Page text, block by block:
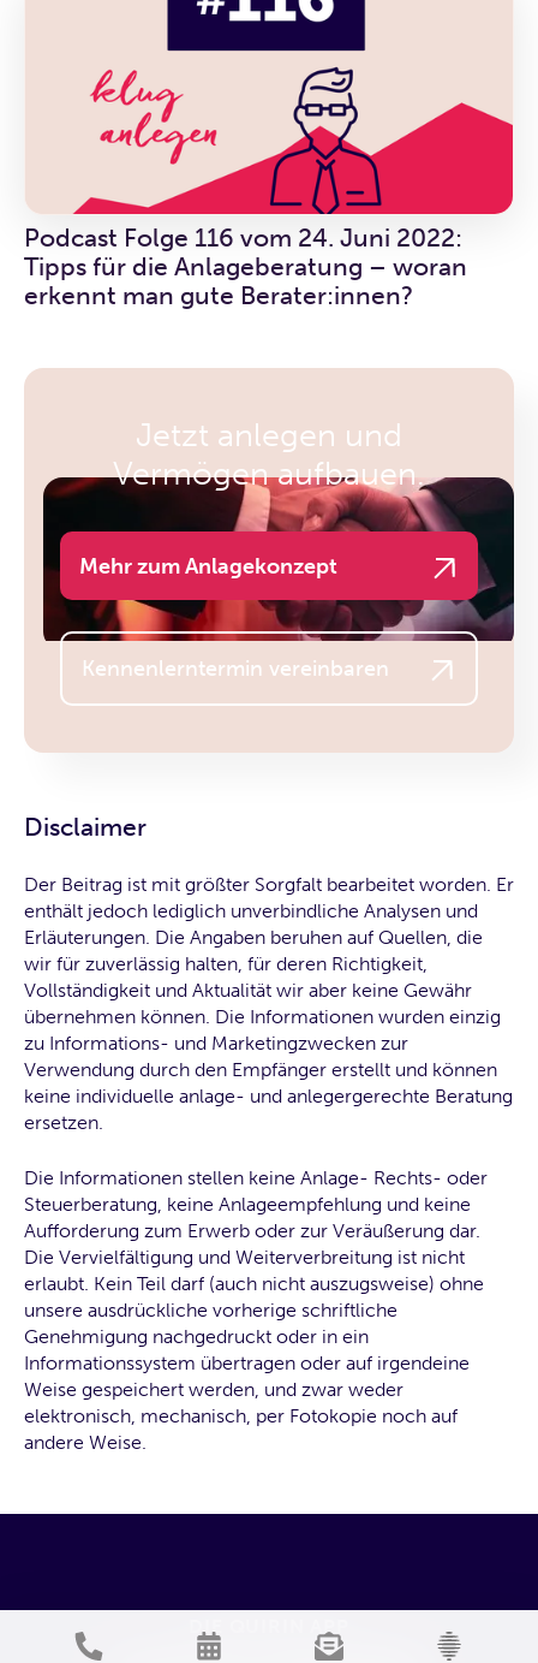
Podcast Folge 116 vom 24. Juni 2022:
Tipps für die Anlageberatung – woran
erkennt man gute Berater:innen?
Jetzt anlegen und
Vermögen aufbauen.
Mehr zum Anlagekonzept
Kennenlerntermin vereinbaren
Disclaimer
Der Beitrag ist mit größter Sorgfalt bearbeitet worden. Er
enthält jedoch lediglich unverbindliche Analysen und
Erläuterungen. Die Angaben beruhen auf Quellen, die
wir für zuverlässig halten, für deren Richtigkeit,
Vollständigkeit und Aktualität wir aber keine Gewähr
übernehmen können. Die Informationen wurden einzig
zu Informations- und Marketingzwecken zur
Verwendung durch den Empfänger erstellt und können
keine individuelle anlage- und anlegergerechte Beratung
ersetzen.
Die Informationen stellen keine Anlage- Rechts- oder
Steuerberatung, keine Anlageempfehlung und keine
Aufforderung zum Erwerb oder zur Veräußerung dar.
Die Vervielfältigung und Weiterverbreitung ist nicht
erlaubt. Kein Teil darf (auch nicht auszugsweise) ohne
unsere ausdrückliche vorherige schriftliche
Genehmigung nachgedruckt oder in ein
Informationssystem übertragen oder auf irgendeine
Weise gespeichert werden, und zwar weder
elektronisch, mechanisch, per Fotokopie noch auf
andere Weise.
DIE QUIRIN APP